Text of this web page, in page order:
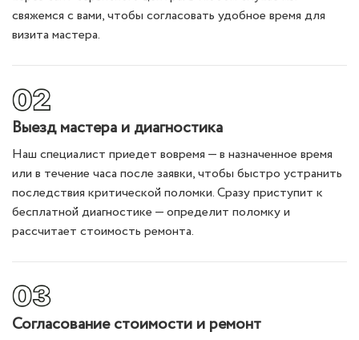
свяжемся с вами, чтобы согласовать удобное время для
визита мастера.
Выезд мастера и диагностика
Наш специалист приедет вовремя — в назначенное время
или в течение часа после заявки, чтобы быстро устранить
последствия критической поломки. Сразу приступит к
бесплатной диагностике — определит поломку и
рассчитает стоимость ремонта.
Согласование стоимости и ремонт